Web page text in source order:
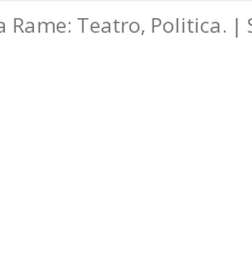
Rame: Teatro, Politica.